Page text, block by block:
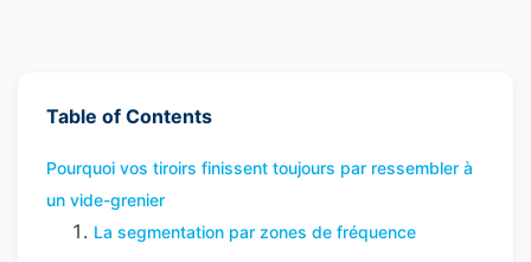
Table of Contents
Pourquoi vos tiroirs finissent toujours par ressembler à
un vide-grenier
La segmentation par zones de fréquence